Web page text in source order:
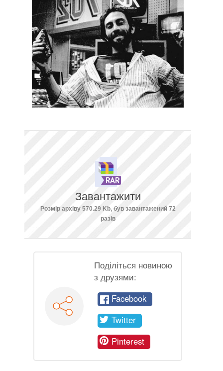
Завантажити
Розмір архіву 570.29 Kb, був завантажений 72
разів
Поділіться новиною
з друзями:
Facebook
Twitter
Pinterest